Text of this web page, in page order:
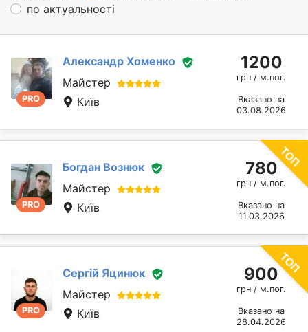
по актуальності
PRO
Александр Хоменко
Майстер
Київ
1200
грн / м.пог.
Вказано на
03.08.2026
PRO
Богдан Вознюк
Майстер
Київ
780
грн / м.пог.
Вказано на
11.03.2026
PRO
Сергій Яцинюк
Майстер
Київ
900
грн / м.пог.
Вказано на
28.04.2026